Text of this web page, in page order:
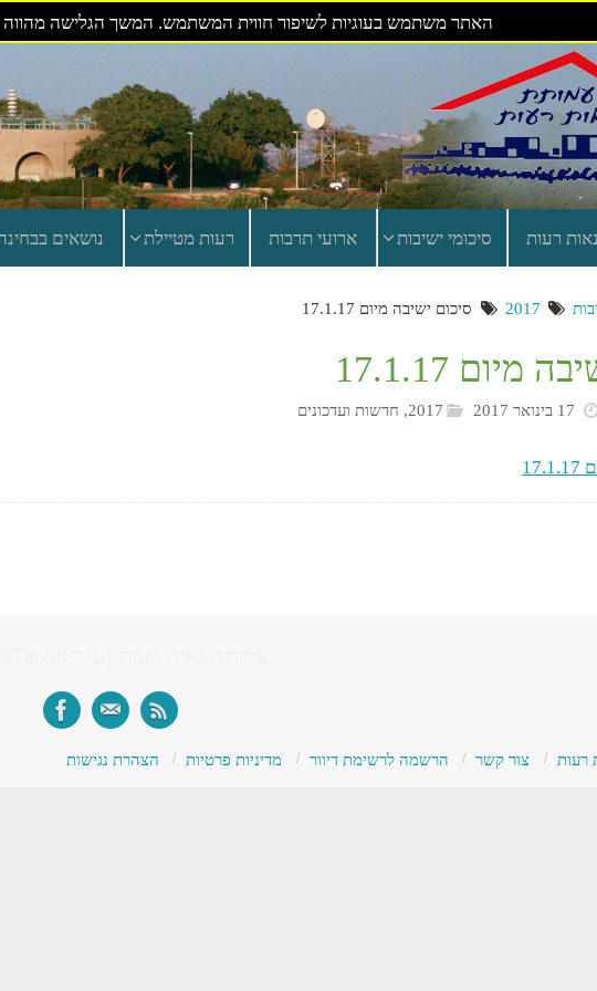
האתר משתמש בעוגיות לשיפור חווית המשתמש. המשך הגלישה
רעות סיכומי ישיבות ארועי תרבות רעות מטיילת נושאים
2017 סיכום ישיבה מיום 17.1.17
מיום 17.1.17
17 בינואר 2017 2017
, חדשות ועדכונים
רעות צור קשר הרשמה לרשימת דיוור מדיניות פרטיות הצהרת נגישות